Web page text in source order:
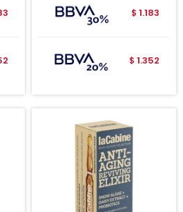
$ 1.183
$ 1.352